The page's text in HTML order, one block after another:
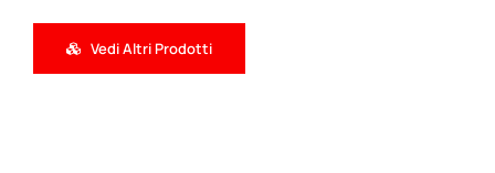
Vedi Altri Prodotti